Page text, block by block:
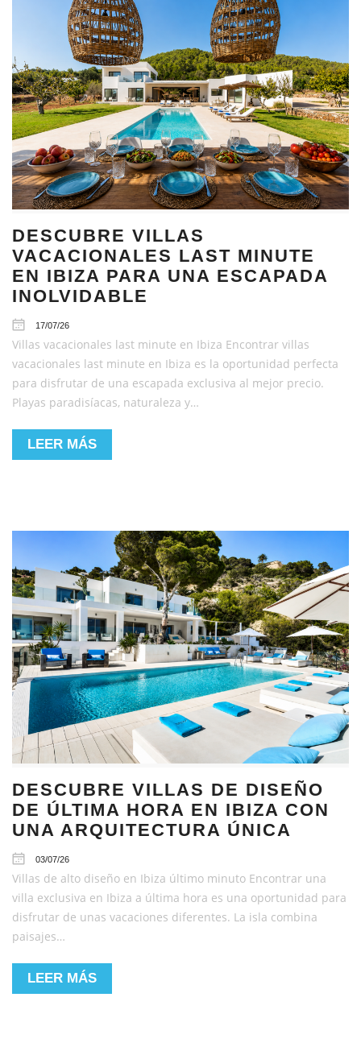
DESCUBRE VILLAS
VACACIONALES LAST MINUTE
EN IBIZA PARA UNA ESCAPADA
INOLVIDABLE
17/07/26
Villas vacacionales last minute en Ibiza Encontrar villas
vacacionales last minute en Ibiza es la oportunidad perfecta
para disfrutar de una escapada exclusiva al mejor precio.
Playas paradisíacas, naturaleza y…
LEER MÁS
DESCUBRE VILLAS DE DISEÑO
DE ÚLTIMA HORA EN IBIZA CON
UNA ARQUITECTURA ÚNICA
03/07/26
Villas de alto diseño en Ibiza último minuto Encontrar una
villa exclusiva en Ibiza a última hora es una oportunidad para
disfrutar de unas vacaciones diferentes. La isla combina
paisajes…
LEER MÁS